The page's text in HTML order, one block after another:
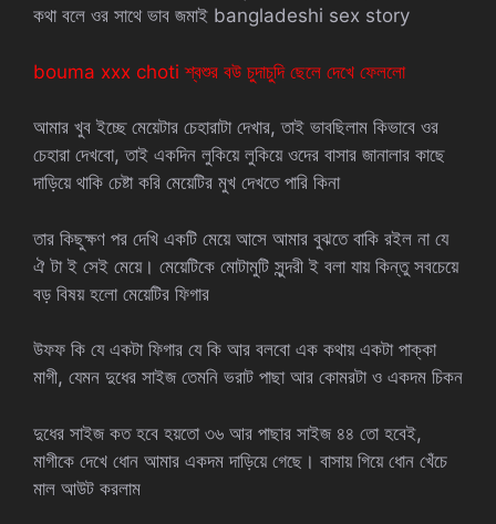
কথা বলে ওর সাথে ভাব জমাই bangladeshi sex story
bouma xxx choti শ্বশুর বউ চুদাচুদি ছেলে দেখে ফেললো
আমার খুব ইচ্ছে মেয়েটার চেহারাটা দেখার, তাই ভাবছিলাম কিভাবে ওর
চেহারা দেখবো, তাই একদিন লুকিয়ে লুকিয়ে ওদের বাসার জানালার কাছে
দাড়িয়ে থাকি চেষ্টা করি মেয়েটির মুখ দেখতে পারি কিনা
তার কিছুক্ষণ পর দেখি একটি মেয়ে আসে আমার বুঝতে বাকি রইল না যে
ঐ টা ই সেই মেয়ে। মেয়েটিকে মোটামুটি সুন্দরী ই বলা যায় কিন্তু সবচেয়ে
বড় বিষয় হলো মেয়েটির ফিগার
উফফ কি যে একটা ফিগার যে কি আর বলবো এক কথায় একটা পাক্কা
মাগী, যেমন দুধের সাইজ তেমনি ভরাট পাছা আর কোমরটা ও একদম চিকন
দুধের সাইজ কত হবে হয়তো ৩৬ আর পাছার সাইজ ৪৪ তো হবেই,
মাগীকে দেখে ধোন আমার একদম দাড়িয়ে গেছে। বাসায় গিয়ে ধোন খেঁচে
মাল আউট করলাম